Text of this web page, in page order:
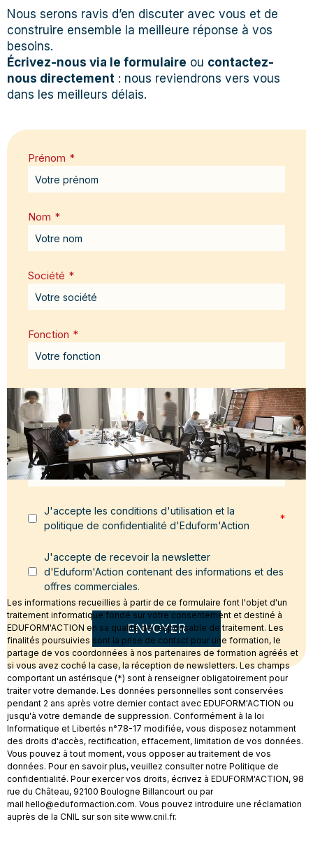
Nous serons ravis d’en discuter avec vous et de
construire ensemble la meilleure réponse à vos
besoins.
Écrivez-nous via le formulaire ou contactez-
nous directement : nous reviendrons vers vous
dans les meilleurs délais.
Prénom *
Nom *
Société *
Fonction *
Email
Message
J'accepte les conditions d'utilisation et la
politique de confidentialité d'Eduform'Action
*
J'accepte de recevoir la newsletter
d'Eduform'Action contenant des informations et des
offres commerciales.
ENVOYER
Les informations recueillies à partir de ce formulaire font l'objet d'un
traitement informatique fondé sur votre consentement et destiné à
EDUFORM'ACTION en sa qualité de responsable de traitement. Les
finalités poursuivies sont la prise de contact pour une formation, le
partage de vos coordonnées à nos partenaires de formation agréés et
si vous avez coché la case, la réception de newsletters. Les champs
comportant un astérisque (*) sont à renseigner obligatoirement pour
traiter votre demande. Les données personnelles sont conservées
pendant 2 ans après votre dernier contact avec EDUFORM'ACTION ou
jusqu'à votre demande de suppression. Conformément à la loi
Informatique et Libertés n°78-17 modifiée, vous disposez notamment
des droits d'accès, rectification, effacement, limitation de vos données.
Vous pouvez à tout moment, vous opposer au traitement de vos
données. Pour en savoir plus, veuillez consulter notre Politique de
confidentialité. Pour exercer vos droits, écrivez à EDUFORM'ACTION, 98
rue du Château, 92100 Boulogne Billancourt ou par
mail hello@eduformaction.com. Vous pouvez introduire une réclamation
auprès de la CNIL sur son site www.cnil.fr.